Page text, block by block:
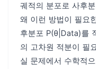
궤적의 분포로 사후
왜 이런 방법이 필요
후분포 P(θ|Data)를
의 고차원 적분이 필
실 문제에서 수학적